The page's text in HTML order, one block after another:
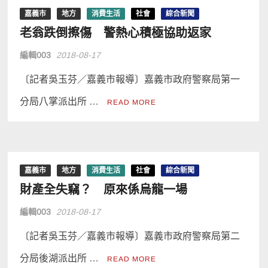
嘉義市 地方 消費生活 社會 綜合新聞
老翁跌倒擦傷 警熱心積極協助返家
編輯003 2018-08-17
〔記者吳玉芬／嘉義市報導〕嘉義市政府警察局第一
分局八掌派出所 … READ MORE
嘉義市 地方 消費生活 社會 綜合新聞
財產全失竊？ 原來係烏龍一場
編輯003 2018-08-17
〔記者吳玉芬／嘉義市報導〕嘉義市政府警察局第二
分局後湖派出所 … READ MORE